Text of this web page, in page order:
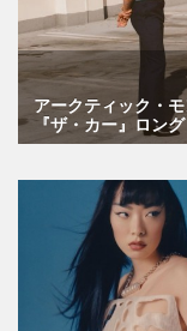
アークティック・
『ザ・カー』ロン